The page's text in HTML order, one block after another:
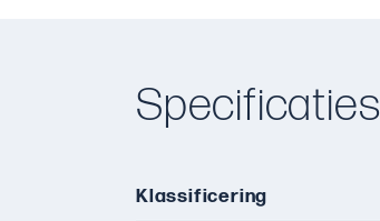
Specificaties
Klassificering